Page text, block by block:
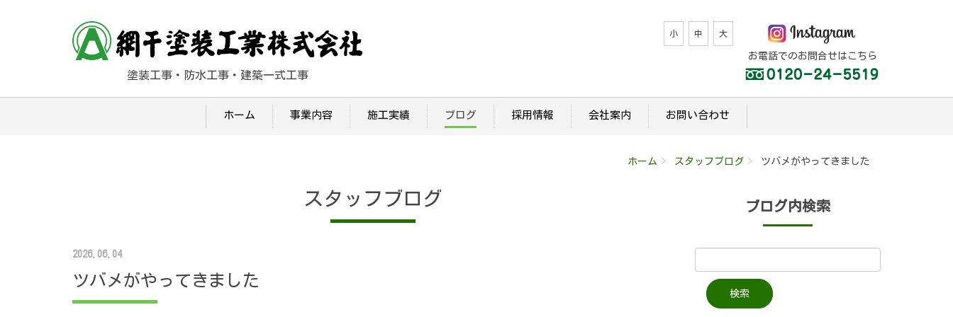
塗装工事・防水工事・建築一式工事
お電話でのお問合せはこちら
小 中 大
ホーム 事業内容 施工実績 ブログ 採用情報 会社案内 お問い合わせ
ホーム スタッフブログ ツバメがやってきました
スタッフブログ
2026.06.04
ツバメがやってきました
ブログ内検索